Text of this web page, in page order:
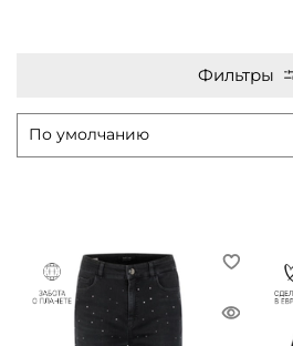
Фильтры